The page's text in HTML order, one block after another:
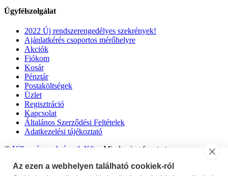
Ügyfélszolgálat
2022 Új rendszerengedélyes szekrények!
Ajánlatkérés csoportos mérőhelyre
Akciók
Fiókom
Kosár
Pénztár
Postaköltségek
Üzlet
Regisztráció
Kapcsolat
Általános Szerződési Feltételek
Adatkezelési tájékoztató
© Villanyóraszekrények Kft. - Minden jog fenntartva.
Az ezen a webhelyen található cookiek-ról